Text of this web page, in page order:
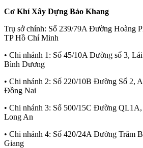
Cơ Khí Xây Dựng Bảo Khang
Trụ sở chính: Số 239/79A Đường Hoàng
TP Hồ Chí Minh
• Chi nhánh 1: Số 45/10A Đường số 3,
Bình Dương
• Chi nhánh 2: Số 220/10B Đường Số 2,
Đồng Nai
• Chi nhánh 3: Số 500/15C Đường
Long An
• Chi nhánh 4: Số 420/24A Đường Trâm
Giang